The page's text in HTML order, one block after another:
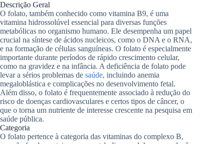
Descrição Geral
O folato, também conhecido como vitamina B9, é uma
vitamina hidrossolúvel essencial para diversas funções
metabólicas no organismo humano. Ele desempenha um papel
crucial na síntese de ácidos nucleicos, como o DNA e o RNA,
e na formação de células sanguíneas. O folato é especialmente
importante durante períodos de rápido crescimento celular,
como na gravidez e na infância. A deficiência de folato pode
levar a sérios problemas de saúde, incluindo anemia
megaloblástica e complicações no desenvolvimento fetal.
Além disso, o folato é frequentemente associado à redução do
risco de doenças cardiovasculares e certos tipos de câncer, o
que o torna um nutriente de interesse crescente na pesquisa em
saúde pública.
Categoria
O folato pertence à categoria das vitaminas do complexo B,